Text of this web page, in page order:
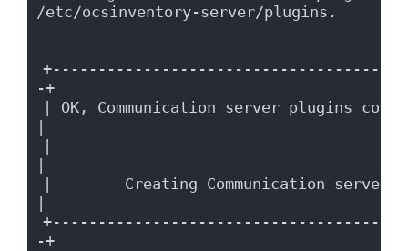
/etc/ocsinventory-server/plugins.
-+
| OK, Communication server plugins
|
|
|
|        Creating Communication
|
-+